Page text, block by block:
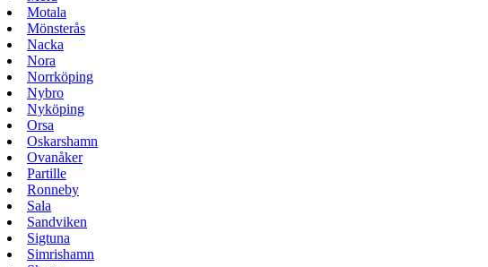
Motala
Mönsterås
Nacka
Nora
Norrköping
Nybro
Nyköping
Orsa
Oskarshamn
Ovanåker
Partille
Ronneby
Sala
Sandviken
Sigtuna
Simrishamn